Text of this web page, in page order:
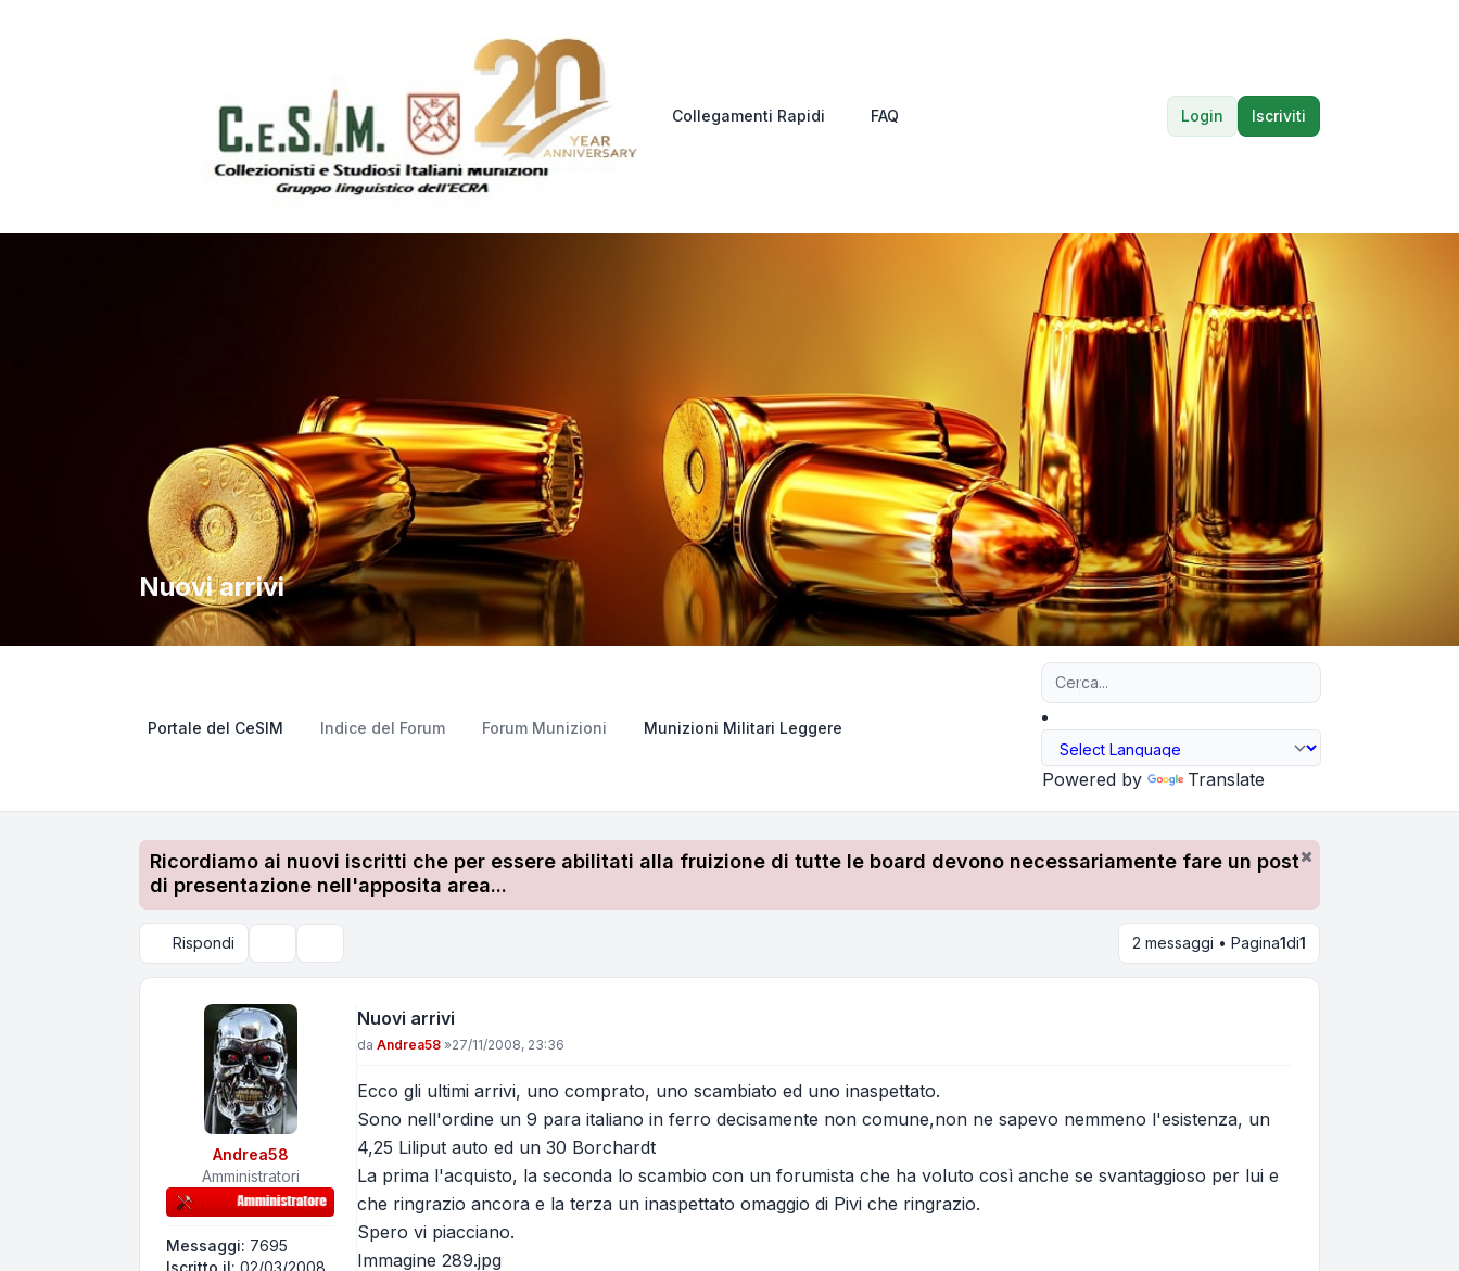
Collegamenti Rapidi FAQ Login Iscriviti
Nuovi arrivi
Portale del CeSIM Indice del Forum Forum Munizioni Munizioni Militari Leggere
Powered by Translate
Ricordiamo ai nuovi iscritti che per essere abilitati alla fruizione di tutte le board devono necessariamente fare un post
di presentazione nell'apposita area...
Rispondi 2 messaggi • Pagina1di1
Andrea58
Amministratori
Messaggi: 7695
Iscritto il: 02/03/2008,
Nuovi arrivi
Messaggio
da Andrea58 »27/11/2008, 23:36
Ecco gli ultimi arrivi, uno comprato, uno scambiato ed uno inaspettato.
Sono nell'ordine un 9 para italiano in ferro decisamente non comune,non ne sapevo nemmeno l'esistenza, un
4,25 Liliput auto ed un 30 Borchardt
La prima l'acquisto, la seconda lo scambio con un forumista che ha voluto così anche se svantaggioso per lui e
che ringrazio ancora e la terza un inaspettato omaggio di Pivi che ringrazio.
Spero vi piacciano.
Immagine 289.jpg